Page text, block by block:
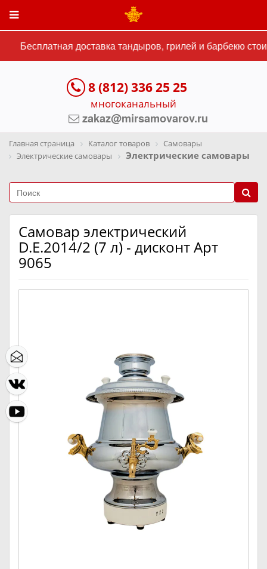
Бесплатная доставка тандыров, грилей и барбекю
8 (812) 336 25 25
многоканальный
zakaz@mirsamovarov.ru
Главная страница Каталог товаров
Самовары
Электрические самовары
Электрические самовары
Самовар электрический
D.E.2014/2 (7 л) - дисконт Арт
9065